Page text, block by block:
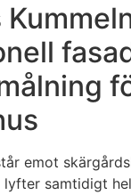
emot
lyfter samtidigt